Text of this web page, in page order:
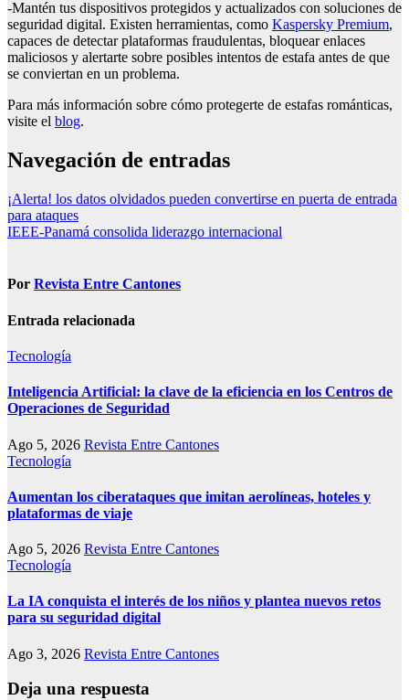
-Mantén tus dispositivos protegidos y actualizados con soluciones de
seguridad digital. Existen herramientas, como Kaspersky Premium,
capaces de detectar plataformas fraudulentas, bloquear enlaces
maliciosos y alertarte sobre posibles intentos de estafa antes de que
se conviertan en un problema.
Para más información sobre cómo protegerte de estafas románticas,
visite el blog.
Navegación de entradas
¡Alerta! los datos olvidados pueden convertirse en puerta de entrada
para ataques
IEEE-Panamá consolida liderazgo internacional
Por Revista Entre Cantones
Entrada relacionada
Tecnología
Inteligencia Artificial: la clave de la eficiencia en los Centros de
Operaciones de Seguridad
Ago 5, 2026 Revista Entre Cantones
Tecnología
Aumentan los ciberataques que imitan aerolíneas, hoteles y
plataformas de viaje
Ago 5, 2026 Revista Entre Cantones
Tecnología
La IA conquista el interés de los niños y plantea nuevos retos
para su seguridad digital
Ago 3, 2026 Revista Entre Cantones
Deja una respuesta